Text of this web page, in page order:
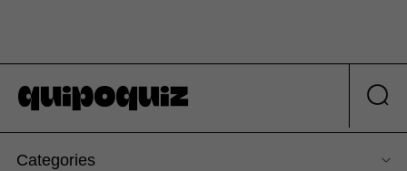
Categories